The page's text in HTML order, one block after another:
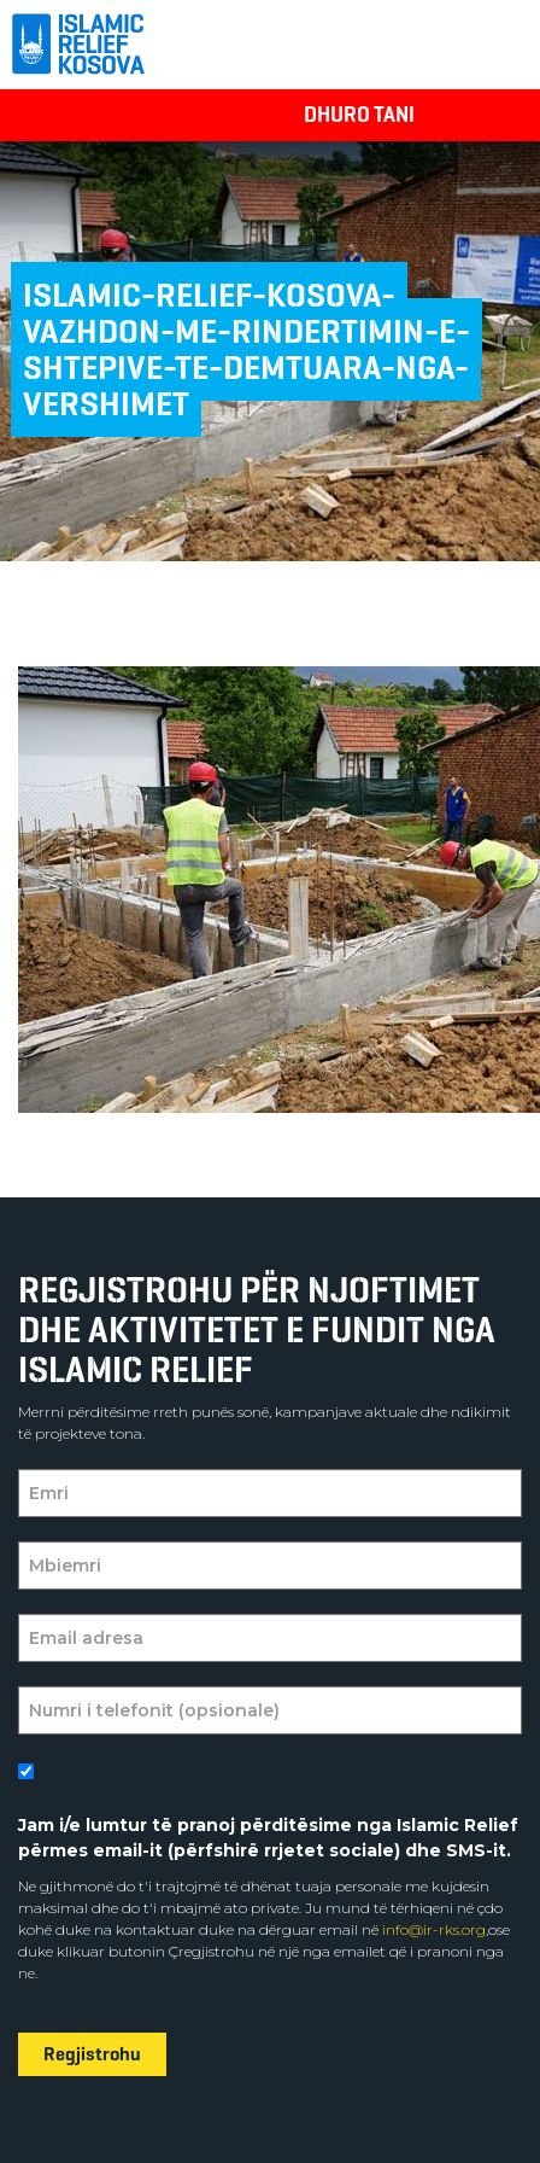
DHURO TANI
ISLAMIC-RELIEF-KOSOVA-
VAZHDON-ME-RINDERTIMIN-E-
SHTEPIVE-TE-DEMTUARA-NGA-
VERSHIMET
REGJISTROHU PËR NJOFTIMET
DHE AKTIVITETET E FUNDIT NGA
ISLAMIC RELIEF
Merrni përditësime rreth punës sonë, kampanjave aktuale dhe ndikimit
të projekteve tona.
Jam i/e lumtur të pranoj përditësime nga Islamic Relief
përmes email-it (përfshirë rrjetet sociale) dhe SMS-it.
Ne gjithmonë do t'i trajtojmë të dhënat tuaja personale me kujdesin
maksimal dhe do t'i mbajmë ato private. Ju mund të tërhiqeni në çdo
kohë duke na kontaktuar duke na dërguar email në info@ir-rks.org,ose
duke klikuar butonin Çregjistrohu në një nga emailet që i pranoni nga
ne.
Regjistrohu